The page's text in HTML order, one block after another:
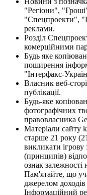
"Регіони",
"Спецпроекти",
реклами.
Розділ
комерційними
Будь яке
поширення
"Інтерфакс-
Власник веб-
публікації.
Будь-яке
фотографічних
правовласника
Матеріали сайту
старше 21 року
викликати
(принципів)
ознак залежності
Пам'ятайте, що
джерелом
Інформаційний